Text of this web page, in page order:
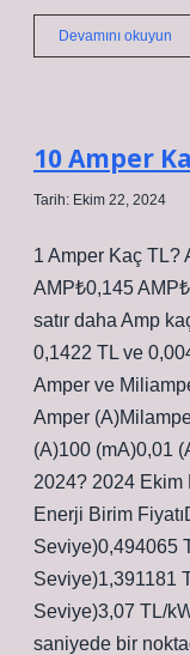
Devamını okuyun
10 Amper
Tarih: Ekim 22, 2024
1 Amper Kaç TL?
AMP₺0,145
satır daha Amp
0,1422 TL ve
Amper ve
Amper
(A)100 (mA)0,01
2024? 2024 Ekim
Enerji Birim
Seviye)0,494065
Seviye)1,391181
Seviye)3,07 TL/
saniyede bir